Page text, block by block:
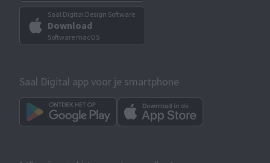
Saal Digital Design Software
Download
Software macOS
Saal Digital app voor je smartphone